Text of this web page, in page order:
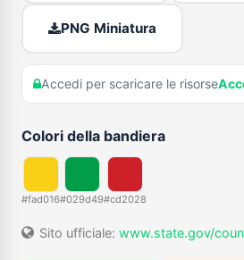
PNG Miniatura
Accedi per scaricare le risorse
Colori della bandiera
#fad016#029d49#cd2028
Sito ufficiale: www.state.gov/